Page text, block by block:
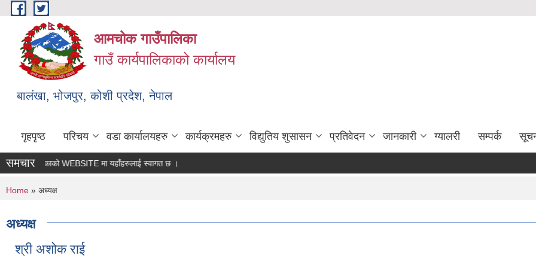
Skip to main content
आमचोक गाउँपालिका
गाउँ कार्यपालिकाको कार्यालय
बालंखा, भोजपुर, कोशी प्रदेश, नेपाल
गृहपृष्ठ परिचय वडा कार्यालयहरु कार्यक्रमहरु विद्युतिय शुसासन प्रतिवेदन जानकारी ग्यालरी सम्पर्क
गउँपालिकाको WEBSITE मा यहाँहरुलाई स्वागत छ ।
समचार
You are here
Home » अध्यक्ष
अध्यक्ष
श्री अशोक राई